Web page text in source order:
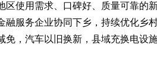
区使用需求、口碑好、质量可靠的
融服务企业协同下乡，持续优化乡
免，汽车以旧换新，县域充换电设